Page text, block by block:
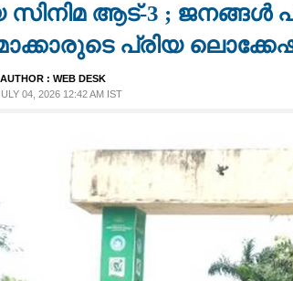
ആട്-3 ; ജനങ്ങൾ
പ്രിയ
: WEB DESK
04, 2026 12:42 AM IST